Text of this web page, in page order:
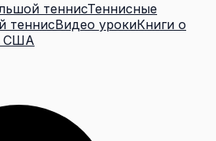
теннисТеннисные
теннисВидео урокиКниги о
США